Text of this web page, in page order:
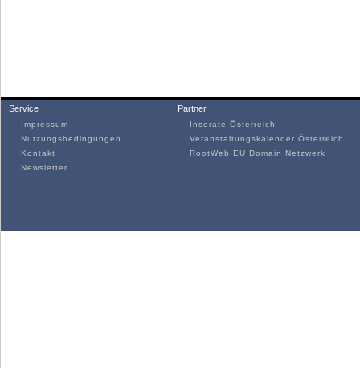
Service
Impressum
Nutzungsbedingungen
Kontakt
Newsletter
Partner
Inserate Österreich
Veranstaltungskalender Österreich
RootWeb.EU Domain Netzwerk